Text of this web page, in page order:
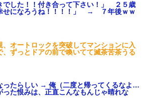
でした！！付き合って下さい！」 ２５歳
せになろうね！！！！」 → ７年後ｗｗ
、オートロックを突破してマンションに入
、ずっとドアの前で喚いてて滅茶苦茶うる
ったらしい → 俺（二度と帰ってくるなよ…
った恨みは、正直こんなもんじゃ晴れな